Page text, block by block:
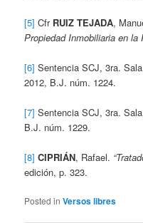
[5] Cfr RUIZ TEJADA,
Propiedad Inmobiliaria en la
[6] Sentencia SCJ, 3ra.
2012, B.J. núm. 1224.
[7] Sentencia SCJ, 3ra.
B.J. núm. 1229.
[8] CIPRIÁN, Rafael.
edición, p. 323.
Posted in Versos libres